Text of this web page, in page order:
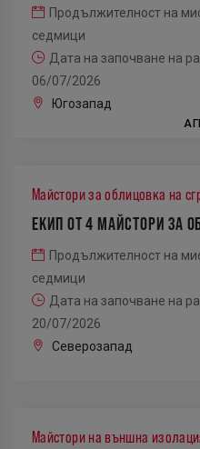
Продължителност на
седмици
Дата на започване на
06/07/2026
Югозапад
Майстори за облицовка на
ЕКИП ОТ 4 МАЙСТОРИ ЗА
Продължителност на
седмици
Дата на започване на
20/07/2026
Северозапад
Майстори на външна